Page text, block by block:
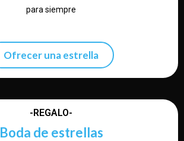
para siempre
Ofrecer una estrella
-REGALO-
Boda de estrellas